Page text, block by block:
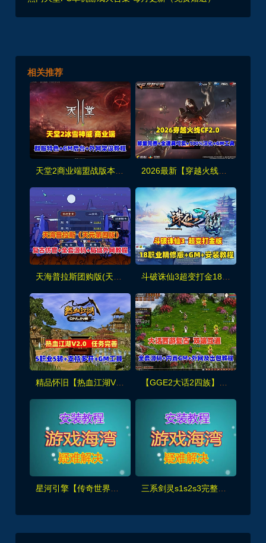
相关推荐
2026最新【穿越火线CF2.0】一键端,修复各种错误，全道具可买100%汉化+GM工具
天海普拉斯团购版(天元第四版),仿官复古互通端,一键组队+带全套源码+局域外网教程 斗破诛仙3超变打金18职业精修版，GM工具+网页注册+安装教程
精品怀旧【热血江湖V2.0任务端】百宝阁无限元宝时装披风送+GM工具+支持多开+宝宝挂 【GGE2大话2四族】双端互通第三版,内置GM工具+服务器架设+全套源码+安卓出包等视频教程
星河引擎【传奇世界金币服】神武到顶挂机+GM后台+假人PK/摆摊/陪玩/假人攻城+单机外网架设教程 三系剑灵s1s2s3完整主线60级50星，可单人副本,黑月武器、首饰等+GM工具